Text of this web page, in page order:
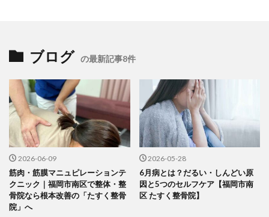
ブログ の最新記事8件
2026-06-09
筋肉・筋膜マニュピレーションテ
クニック｜福岡市南区で整体・整
骨院なら根本改善の「たすく整骨
院」へ
2026-05-28
6月病とは？だるい・しんどい原
因と5つのセルフケア【福岡市南
区 たすく整骨院】